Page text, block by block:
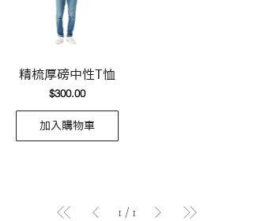
精梳厚磅中性T恤
價格
$300.00
加入購物車
1 / 1